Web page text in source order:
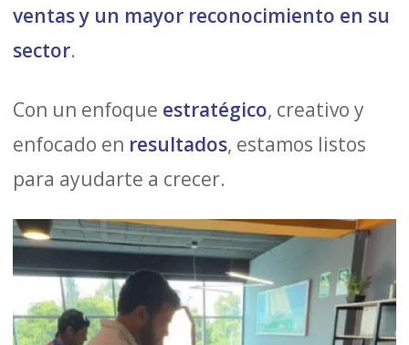
ventas y un mayor reconocimiento en su
sector.
Con un enfoque estratégico, creativo y
enfocado en resultados, estamos listos
para ayudarte a crecer.